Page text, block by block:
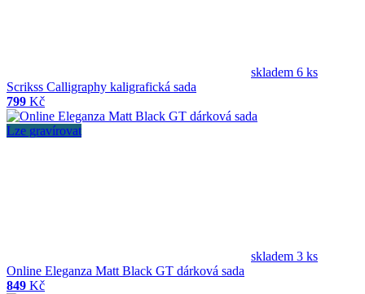
skladem 6 ks
Scrikss Calligraphy kaligrafická sada
799 Kč
Lze gravírovat
skladem 3 ks
Online Eleganza Matt Black GT dárková sada
849 Kč